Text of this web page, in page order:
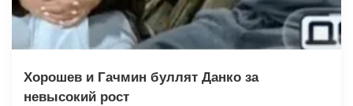
Хорошев и Гачмин буллят Данко за
невысокий рост